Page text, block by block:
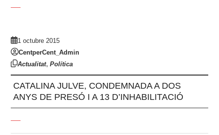
1 octubre 2015
CentperCent_Admin
Actualitat,Política
CATALINA JULVE, CONDEMNADA A DOS
ANYS DE PRESÓ I A 13 D’INHABILITACIÓ